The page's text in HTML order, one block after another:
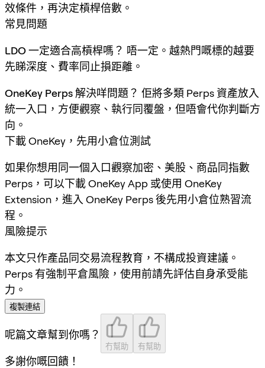
效條件，再決定槓桿倍數。
常見問題
LDO 一定適合高槓桿嗎？ 唔一定。越熱門嘅標的越要
先睇深度、費率同止損距離。
OneKey Perps 解決咩問題？ 佢將多類 Perps 資產放入
統一入口，方便觀察、執行同覆盤，但唔會代你判斷方
向。
下載 OneKey，先用小倉位測試
如果你想用同一個入口觀察加密、美股、商品同指數
Perps，可以下載 OneKey App 或使用 OneKey
Extension，進入 OneKey Perps 後先用小倉位熟習流
程。
風險提示
本文只作產品同交易流程教育，不構成投資建議。
Perps 有強制平倉風險，使用前請先評估自身承受能
力。
複製連結
呢篇文章幫到你嗎？
冇幫助 有幫助
多謝你嘅回饋！